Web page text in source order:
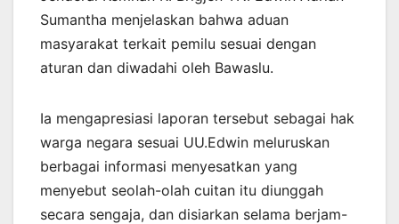
Sumantha menjelaskan bahwa aduan
masyarakat terkait pemilu sesuai dengan
aturan dan diwadahi oleh Bawaslu.
Ia mengapresiasi laporan tersebut sebagai hak
warga negara sesuai UU.Edwin meluruskan
berbagai informasi menyesatkan yang
menyebut seolah-olah cuitan itu diunggah
secara sengaja, dan disiarkan selama berjam-